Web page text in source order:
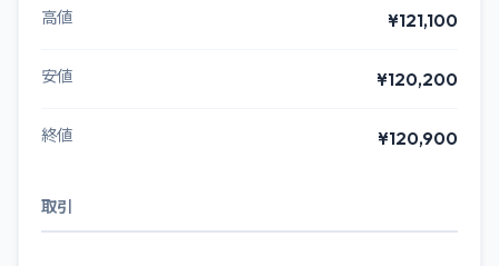
高値 ¥121,100
安値 ¥120,200
終値 ¥120,900
取引